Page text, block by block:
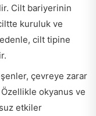
Cilt bariyerinin
kuruluk ve
cilt tipine
çevreye zarar
okyanus ve
etkiler